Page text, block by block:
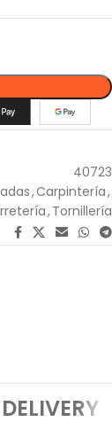
40723
,Carpintería,
,Tornillería